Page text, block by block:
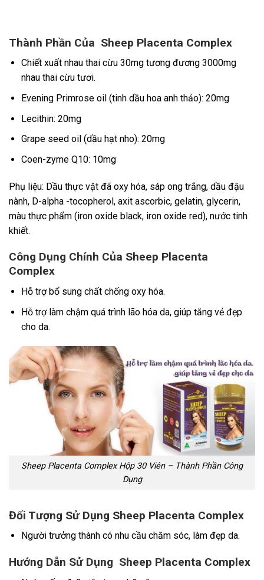
Thành Phần Của Sheep Placenta Complex
Chiết xuất nhau thai cừu 30mg tương đương 3000mg
nhau thai cừu tươi.
Evening Primrose oil (tinh dầu hoa anh thảo): 20mg
Lecithin: 20mg
Grape seed oil (dầu hạt nho): 20mg
Coen-zyme Q10: 10mg
Phụ liệu: Dầu thực vật đã oxy hóa, sáp ong trắng, dầu đậu
nành, D-alpha -tocopherol, axit ascorbic, gelatin, glycerin,
màu thực phẩm (iron oxide black, iron oxide red), nước tinh
khiết.
Công Dụng Chính Của Sheep Placenta
Complex
Hỗ trợ bổ sung chất chống oxy hóa.
Hỗ trợ làm chậm quá trình lão hóa da, giúp tăng vẻ đẹp
cho da.
Sheep Placenta Complex Hộp 30 Viên – Thành Phần Công
Dụng
Đối Tượng Sử Dụng Sheep Placenta Complex
Người trưởng thành có nhu cầu chăm sóc, làm đẹp da.
Hướng Dẫn Sử Dụng Sheep Placenta Complex